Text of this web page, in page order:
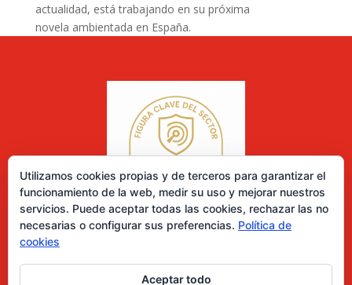
actualidad, está trabajando en su próxima
novela ambientada en España.
Utilizamos cookies propias y de terceros para garantizar el
funcionamiento de la web, medir su uso y mejorar nuestros
servicios. Puede aceptar todas las cookies, rechazar las no
necesarias o configurar sus preferencias. Política de
cookies
Aceptar todo